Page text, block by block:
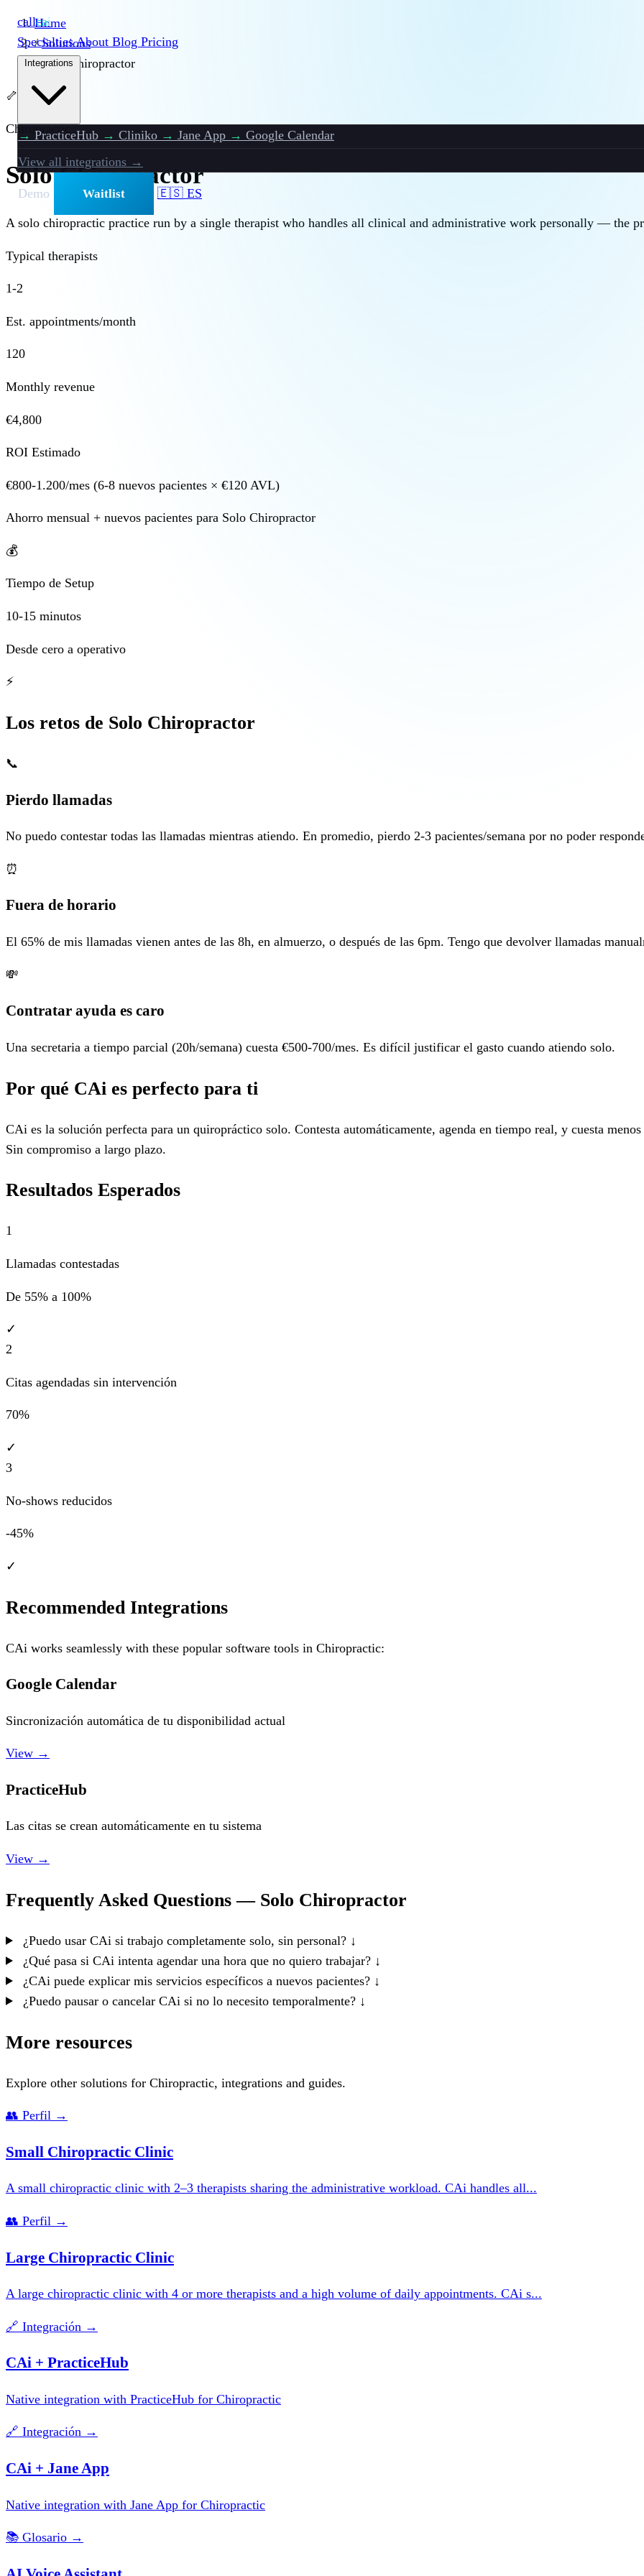
callcai
SpecialtiesAbout Blog Pricing
→ PracticeHub → Cliniko → Jane App → Google Calendar
View all integrations →
Demo Waitlist 🇪🇸 ES
Home
/ Solutions
/ Solo Chiropractor
🦴
Chiropractic
Solo Chiropractor
A solo chiropractic practice run by a single therapist who handles all clinical and administrative work personally — the
Typical therapists
1-2
Est. appointments/month
120
Monthly revenue
€4,800
ROI Estimado
€800-1.200/mes (6-8 nuevos pacientes × €120 AVL)
Ahorro mensual + nuevos pacientes para Solo Chiropractor
💰
Tiempo de Setup
10-15 minutos
Desde cero a operativo
⚡
Los retos de Solo Chiropractor
📞
Pierdo llamadas
No puedo contestar todas las llamadas mientras atiendo. En promedio, pierdo 2-3 pacientes/semana por no poder
⏰
Fuera de horario
El 65% de mis llamadas vienen antes de las 8h, en almuerzo, o después de las 6pm. Tengo que devolver llamadas
💸
Contratar ayuda es caro
Una secretaria a tiempo parcial (20h/semana) cuesta €500-700/mes. Es difícil justificar el gasto cuando atiendo solo.
Por qué CAi es perfecto para ti
CAi es la solución perfecta para un quiropráctico solo. Contesta automáticamente, agenda en tiempo real, y cuesta
Sin compromiso a largo plazo.
Resultados Esperados
1
Llamadas contestadas
De 55% a 100%
✓
2
Citas agendadas sin intervención
70%
✓
3
No-shows reducidos
-45%
✓
Recommended Integrations
CAi works seamlessly with these popular software tools in Chiropractic:
Google Calendar
Sincronización automática de tu disponibilidad actual
View →
PracticeHub
Las citas se crean automáticamente en tu sistema
View →
Frequently Asked Questions — Solo Chiropractor
¿Puedo usar CAi si trabajo completamente solo, sin personal? ↓
¿Qué pasa si CAi intenta agendar una hora que no quiero trabajar? ↓
¿CAi puede explicar mis servicios específicos a nuevos pacientes? ↓
¿Puedo pausar o cancelar CAi si no lo necesito temporalmente? ↓
More resources
Explore other solutions for Chiropractic, integrations and guides.
👥 Perfil →
Small Chiropractic Clinic
A small chiropractic clinic with 2–3 therapists sharing the administrative workload. CAi handles all...
👥 Perfil →
Large Chiropractic Clinic
A large chiropractic clinic with 4 or more therapists and a high volume of daily appointments. CAi s...
🔗 Integración →
CAi + PracticeHub
Native integration with PracticeHub for Chiropractic
🔗 Integración →
CAi + Jane App
Native integration with Jane App for Chiropractic
📚 Glosario →